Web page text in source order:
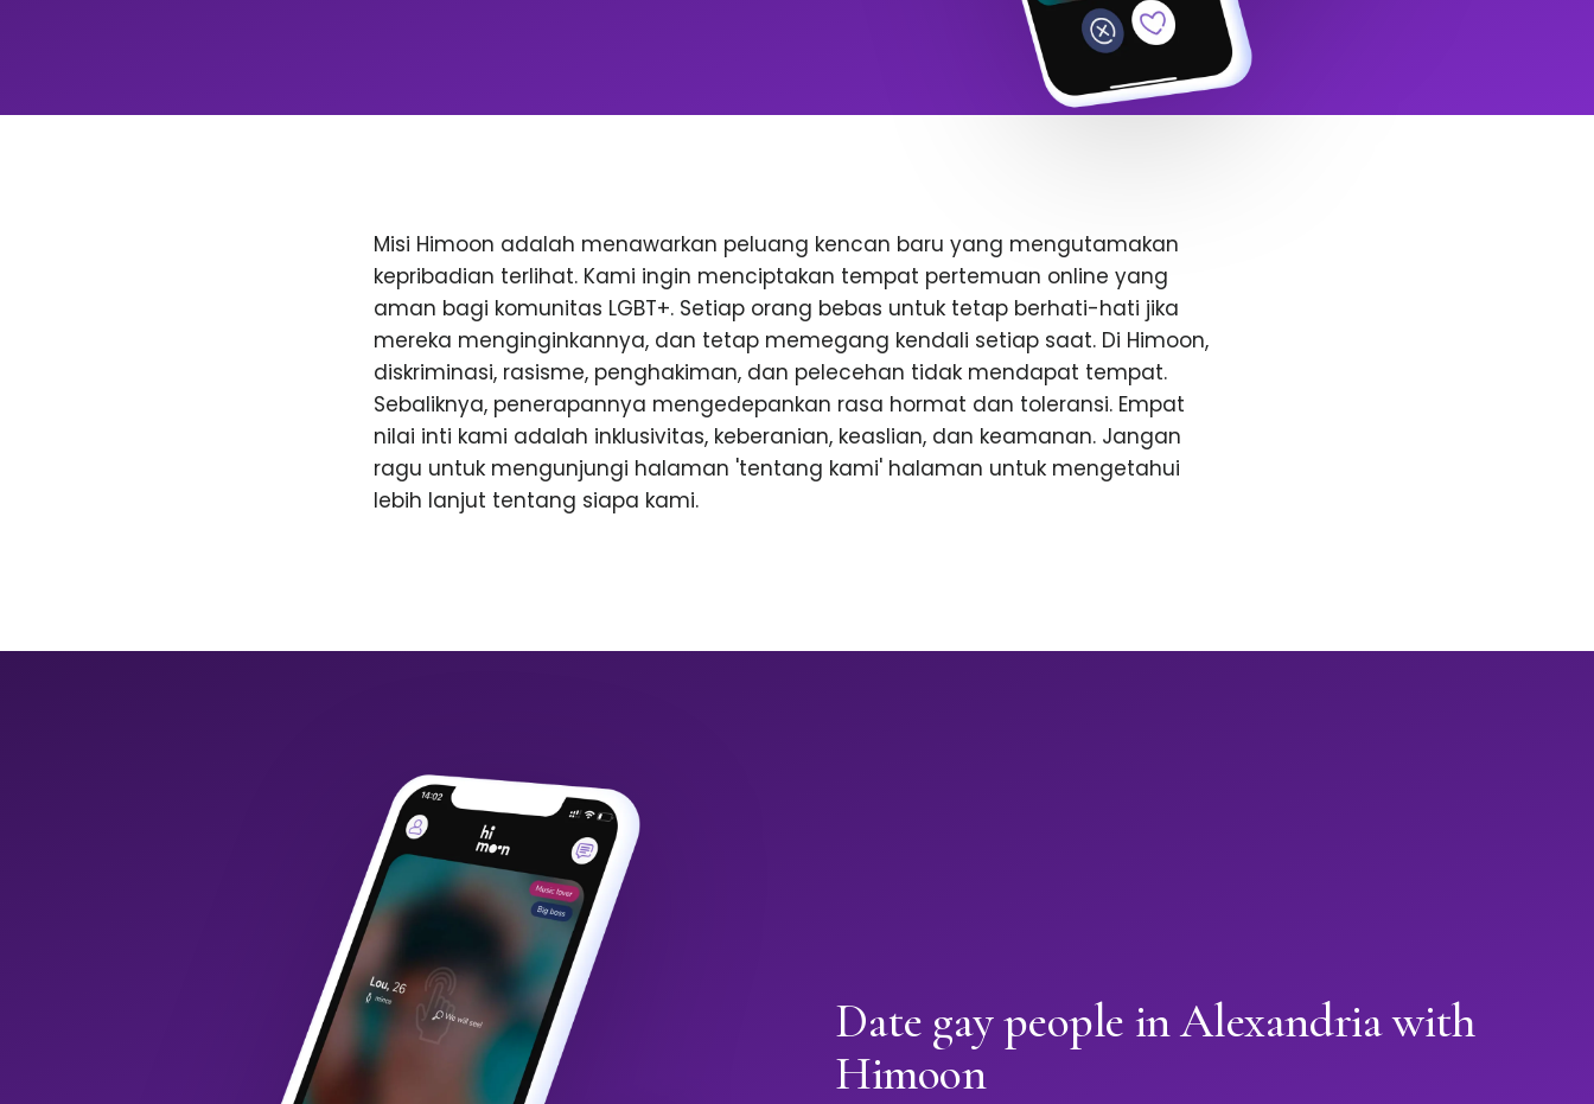
Misi Himoon adalah menawarkan peluang kencan baru yang mengutamakan
kepribadian terlihat. Kami ingin menciptakan tempat pertemuan online yang
aman bagi komunitas LGBT+. Setiap orang bebas untuk tetap berhati-hati jika
mereka menginginkannya, dan tetap memegang kendali setiap saat. Di Himoon,
diskriminasi, rasisme, penghakiman, dan pelecehan tidak mendapat tempat.
Sebaliknya, penerapannya mengedepankan rasa hormat dan toleransi. Empat
nilai inti kami adalah inklusivitas, keberanian, keaslian, dan keamanan. Jangan
ragu untuk mengunjungi halaman 'tentang kami' halaman untuk mengetahui
lebih lanjut tentang siapa kami.
Date gay people in Alexandria with
Himoon